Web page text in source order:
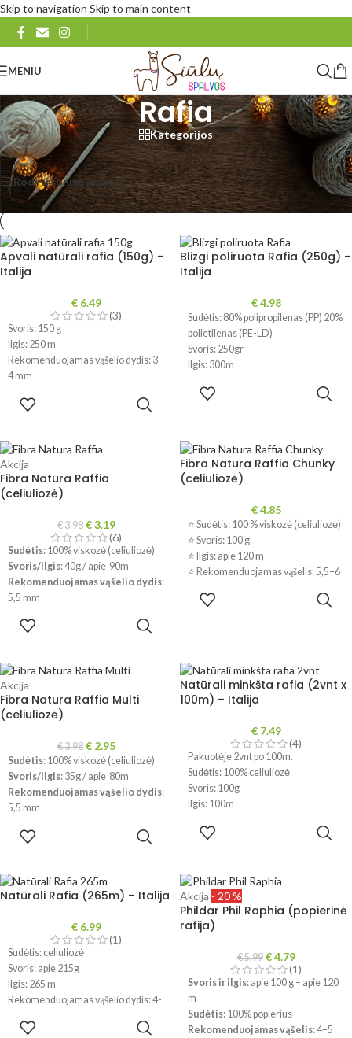
Skip to navigation Skip to main content
MENIU
Rafia
Kategorijos
Pradžia/Siūlai nėrimui /Rafia Rodomi visi rezultatai: 9
Rodyti šoninę juostą Rodyti 48 96 Visi
Apvali natūrali rafia (150g) –
Italija
€6.49
(3)
Svoris: 150 g
Ilgis: 250 m
Rekomenduojamas vąšelio dydis: 3-
4 mm
Gamintojas: Italija
realybėje gali šiek tiek skirtis.
Blizgi poliruota Rafia (250g) –
Italija
€4.98
Sudėtis: 80% polipropilenas (PP) 20%
polietilenas (PE-LD)
Svoris: 250gr
Ilgis: 300m
5mm
telefonų parametrų, spalvos
realybėje gali šiek tiek skirtis.
Akcija
Fibra Natura Raffia
(celiuliozė)
€3.98 €3.19
(6)
Sudėtis: 100% viskozė (celiuliozė)
Svoris/Ilgis: 40g / apie 90m
Rekomenduojamas vąšelio dydis:
5,5 mm
Dėl skirtingų kompiuterių ir
telefonų parametrų, spalvos
Fibra Natura Raffia Chunky
(celiuliozė)
€4.85
⭐ Sudėtis: 100 % viskozė (celiuliozė)
⭐ Svoris: 100 g
⭐ Ilgis: apie 120 m
⭐ Rekomenduojamas vąšelis: 5,5–6
⭐ Lengvi ir formą išlaikantys
!Dėl skirtingų kompiuterių ir
telefonų parametrų, spalvos
realybėje gali šiek tiek skirtis.
Akcija
Fibra Natura Raffia Multi
(celiuliozė)
€3.98 €2.95
Sudėtis: 100% viskozė (celiuliozė)
Svoris/Ilgis: 35g / apie 80m
Rekomenduojamas vąšelio dydis:
5,5 mm
Dėl skirtingų kompiuterių ir
telefonų parametrų, spalvos
Natūrali minkšta rafia (2vnt x
100m) – Italija
€7.49
(4)
Pakuotėje 2vnt po 100m.
Sudėtis: 100% celiuliozė
Svoris: 100g
Ilgis: 100m
5mm
telefonų parametrų, spalvos
realybėje gali šiek tiek skirtis.
Natūrali Rafia (265m) – Italija
€6.99
(1)
Sudėtis: celiuliozė
Svoris: apie 215g
Ilgis: 265 m
Rekomenduojamas vąšelio dydis: 4-
Gamintojas: Italija
Akcija - 20 %
Phildar Phil Raphia (popierinė
rafija)
€5.99 €4.79
(1)
Svoris ir ilgis: apie 100 g – apie 120
m
Sudėtis: 100% popierius
Rekomenduojamas vąšelis: 4–5